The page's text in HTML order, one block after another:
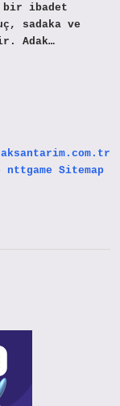
bir ibadet
sadaka ve
Adak…
nttgame Sitemap